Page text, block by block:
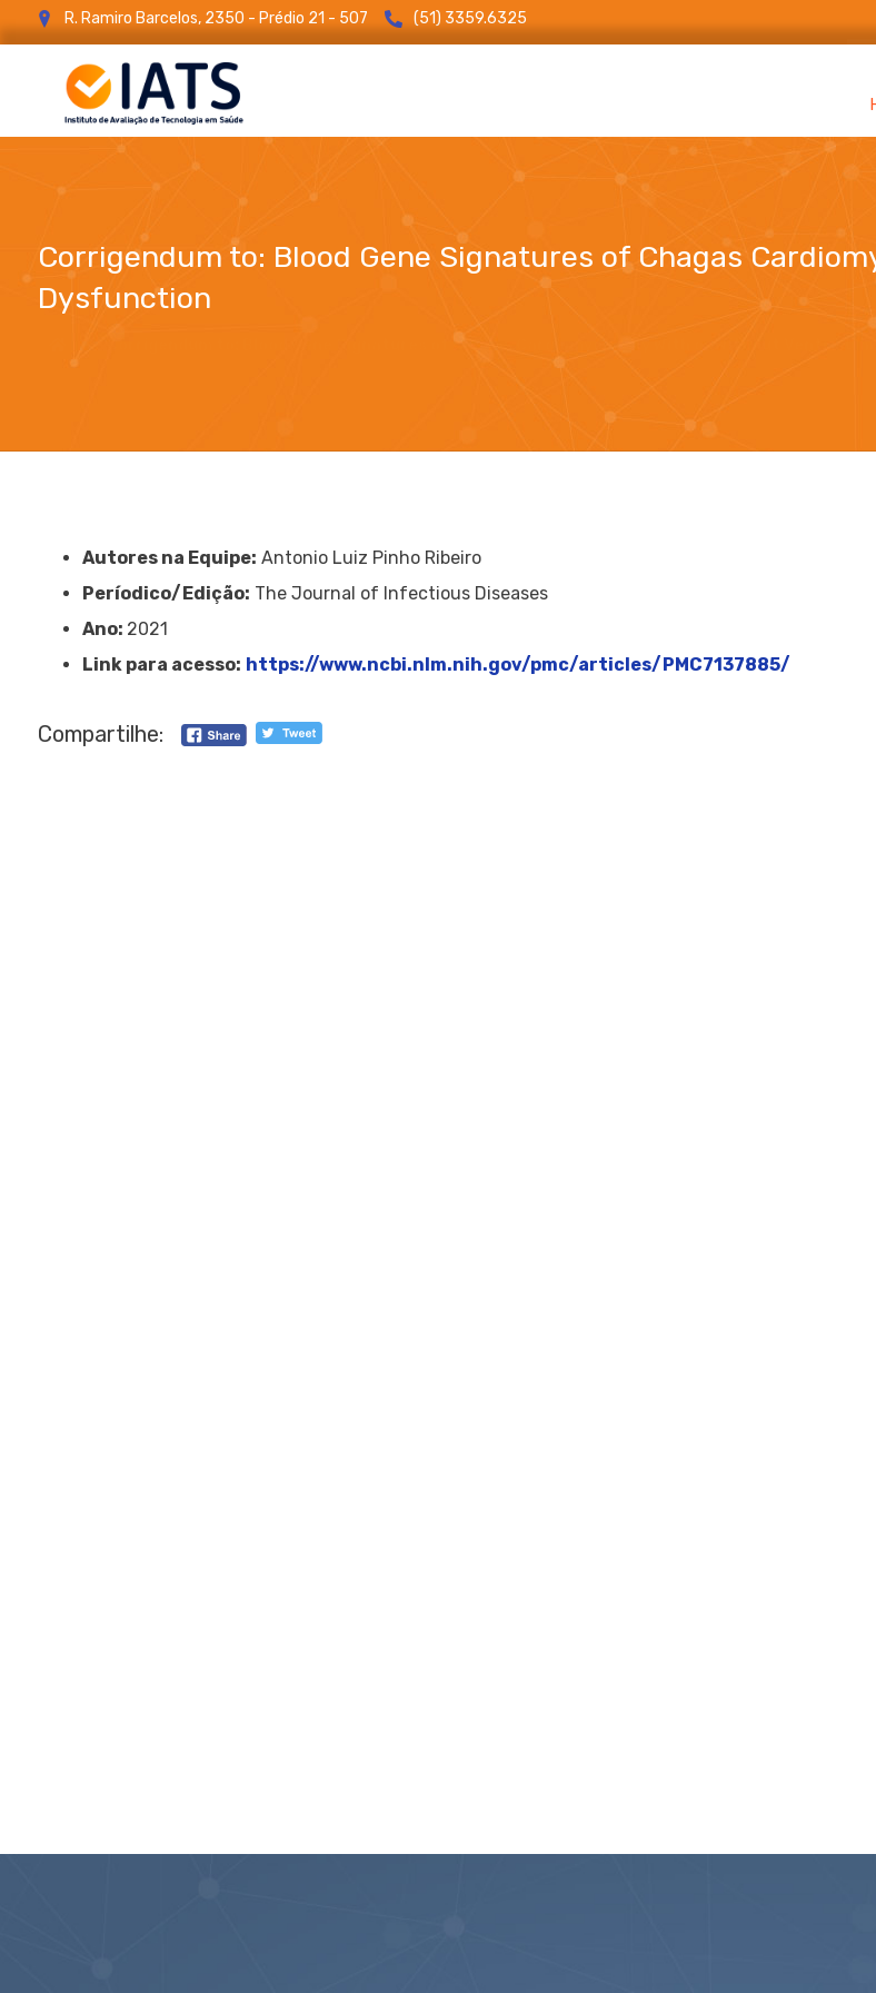
R. Ramiro Barcelos, 2350 - Prédio 21 - 507 (51) 3359.6325
Corrigendum to: Blood Gene Signatures of Chagas
Dysfunction
Corrigendum to: Blood Gene Signatures of Chagas Cardiomyopathy With or Without
Autores na Equipe: Antonio Luiz Pinho Ribeiro
Períodico/Edição: The Journal of Infectious Diseases
Ano: 2021
Link para acesso: https://www.ncbi.nlm.nih.gov/pmc/articles/PMC7137885/
Compartilhe: